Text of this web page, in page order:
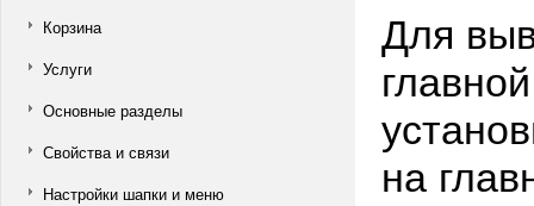
Корзина
Услуги
Основные разделы
Свойства и связи
Настройки шапки и меню
Для
на